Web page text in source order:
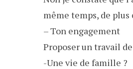
même temps, de
– Ton engagement
Proposer un travail
-Une vie de famille ?